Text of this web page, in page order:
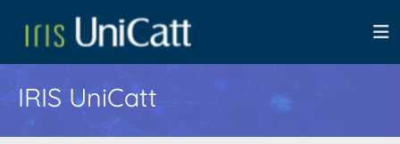
IRIS UniCatt